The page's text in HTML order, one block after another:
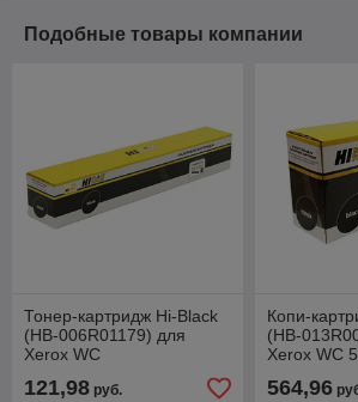
Подобные товары компании
Тонер-картридж Hi-Black
(HB-006R01179) для
Xerox WC
121,98 руб.
Копи-
(HB-
Xerox WC
564,96